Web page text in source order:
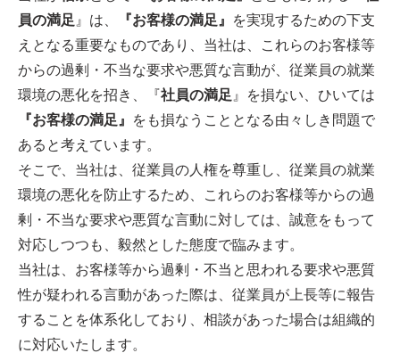
員の満足 』は、 『お客様の満足』
を実現するための下支
えとなる重要なものであり、当社は、これらのお客様等
からの過剰・不当な要求や悪質な言動が、従業員の就業
環境の悪化を招き、『社員の満足 』を損ない、ひいては
『お客様の満足』
をも損なうこととなる由々しき問題で
あると考えています。
そこで、当社は、従業員の人権を尊重し、従業員の就業
環境の悪化を防止するため、これらのお客様等からの過
剰・不当な要求や悪質な言動に対しては、誠意をもって
対応しつつも、毅然とした態度で臨みます。
当社は、お客様等から過剰・不当と思われる要求や悪質
性が疑われる言動があった際は、従業員が上長等に報告
することを体系化しており、相談があった場合は組織的
に対応いたします。